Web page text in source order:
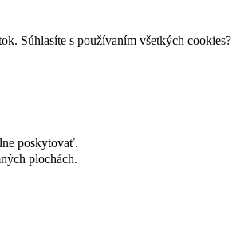
Súhlasíte s používaním všetkých cookies?
poskytovať.
plochách.